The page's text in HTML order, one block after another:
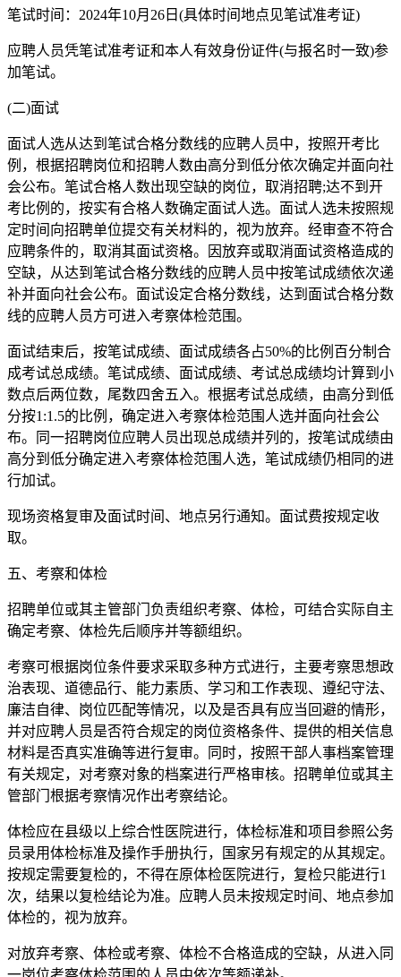
笔试时间：2024年10月26日(具体时间地点见笔试准考证)
应聘人员凭笔试准考证和本人有效身份证件(与报名时一致)参
加笔试。
(二)面试
面试人选从达到笔试合格分数线的应聘人员中，按照开考比
例，根据招聘岗位和招聘人数由高分到低分依次确定并面向社
会公布。笔试合格人数出现空缺的岗位，取消招聘;达不到开
考比例的，按实有合格人数确定面试人选。面试人选未按照规
定时间向招聘单位提交有关材料的，视为放弃。经审查不符合
应聘条件的，取消其面试资格。因放弃或取消面试资格造成的
空缺，从达到笔试合格分数线的应聘人员中按笔试成绩依次递
补并面向社会公布。面试设定合格分数线，达到面试合格分数
线的应聘人员方可进入考察体检范围。
面试结束后，按笔试成绩、面试成绩各占50%的比例百分制合
成考试总成绩。笔试成绩、面试成绩、考试总成绩均计算到小
数点后两位数，尾数四舍五入。根据考试总成绩，由高分到低
分按1:1.5的比例，确定进入考察体检范围人选并面向社会公
布。同一招聘岗位应聘人员出现总成绩并列的，按笔试成绩由
高分到低分确定进入考察体检范围人选，笔试成绩仍相同的进
行加试。
现场资格复审及面试时间、地点另行通知。面试费按规定收
取。
五、考察和体检
招聘单位或其主管部门负责组织考察、体检，可结合实际自主
确定考察、体检先后顺序并等额组织。
考察可根据岗位条件要求采取多种方式进行，主要考察思想政
治表现、道德品行、能力素质、学习和工作表现、遵纪守法、
廉洁自律、岗位匹配等情况，以及是否具有应当回避的情形，
并对应聘人员是否符合规定的岗位资格条件、提供的相关信息
材料是否真实准确等进行复审。同时，按照干部人事档案管理
有关规定，对考察对象的档案进行严格审核。招聘单位或其主
管部门根据考察情况作出考察结论。
体检应在县级以上综合性医院进行，体检标准和项目参照公务
员录用体检标准及操作手册执行，国家另有规定的从其规定。
按规定需要复检的，不得在原体检医院进行，复检只能进行1
次，结果以复检结论为准。应聘人员未按规定时间、地点参加
体检的，视为放弃。
对放弃考察、体检或考察、体检不合格造成的空缺，从进入同